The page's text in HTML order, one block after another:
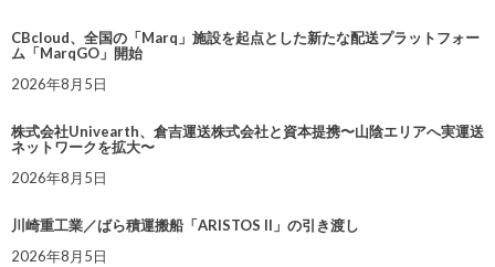
CBcloud、全国の「Marq」施設を起点とした新たな配送プラットフォー
ム「MarqGO」開始
2026年8月5日
株式会社Univearth、倉吉運送株式会社と資本提携〜山陰エリアへ実運送
ネットワークを拡大〜
2026年8月5日
川崎重工業／ばら積運搬船「ARISTOS II」の引き渡し
2026年8月5日